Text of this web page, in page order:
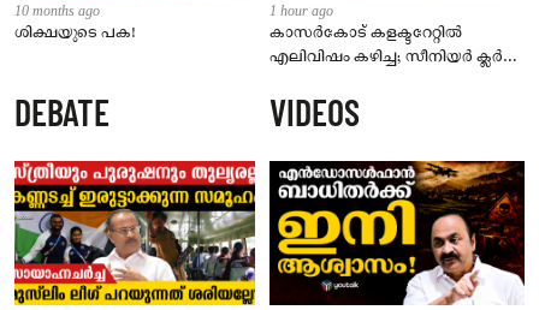
10 months ago
ശിക്ഷയുടെ പക!
1 hour ago
കാസർകോട് കളക്ടറേറ്റിൽ
എലിവിഷം കഴിച്ച; സീനിയർ ക്ലർക്ക്
DEBATE VIDEOS